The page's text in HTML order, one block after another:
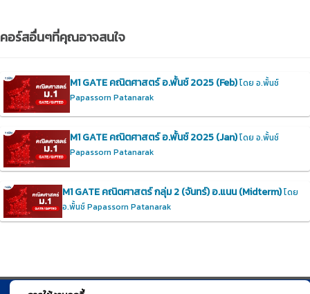
คอร์สอื่นๆที่คุณอาจสนใจ
M1 GATE คณิตศาสตร์ อ.พั้นช์ 2025 (Feb)โดย อ.พั้นช์
Papassorn Patanarak
M1 GATE คณิตศาสตร์ อ.พั้นช์ 2025 (Jan)โดย อ.พั้นช์
Papassorn Patanarak
M1 GATE คณิตศาสตร์ กลุ่ม 2 (จันทร์) อ.แนน (Midterm)โดย
อ.พั้นช์ Papassorn Patanarak